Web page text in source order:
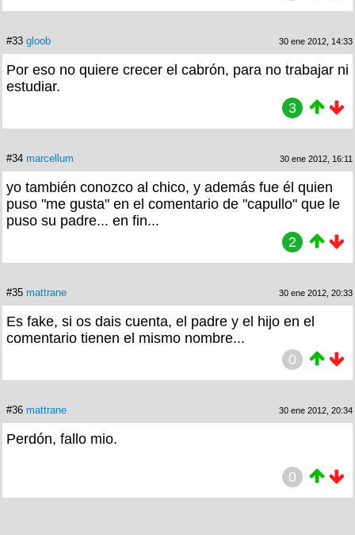
#33 gloob 30 ene 2012, 14:33
Por eso no quiere crecer el cabrón, para no trabajar ni
estudiar.
3
#34 marcellum 30 ene 2012, 16:11
yo también conozco al chico, y además fue él quien
puso "me gusta" en el comentario de "capullo" que le
puso su padre... en fin...
2
#35 mattrane 30 ene 2012, 20:33
Es fake, si os dais cuenta, el padre y el hijo en el
comentario tienen el mismo nombre...
0
#36 mattrane 30 ene 2012, 20:34
Perdón, fallo mio.
0